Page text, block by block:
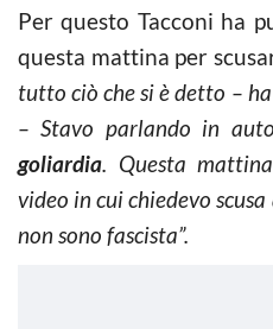
Per questo Tacconi ha
questa mattina per
tutto ciò che si è detto –
– Stavo parlando in
goliardia. Questa
video in cui chiedevo
non sono fascista”.